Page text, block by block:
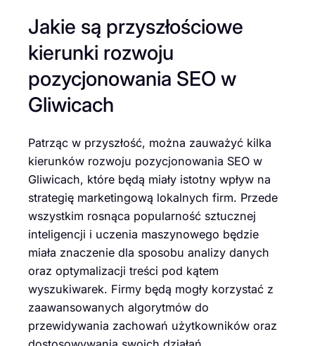
Jakie są przyszłościowe
kierunki rozwoju
pozycjonowania SEO w
Gliwicach
Patrząc w przyszłość, można zauważyć kilka
kierunków rozwoju pozycjonowania SEO w
Gliwicach, które będą miały istotny wpływ na
strategię marketingową lokalnych firm. Przede
wszystkim rosnąca popularność sztucznej
inteligencji i uczenia maszynowego będzie
miała znaczenie dla sposobu analizy danych
oraz optymalizacji treści pod kątem
wyszukiwarek. Firmy będą mogły korzystać z
zaawansowanych algorytmów do
przewidywania zachowań użytkowników oraz